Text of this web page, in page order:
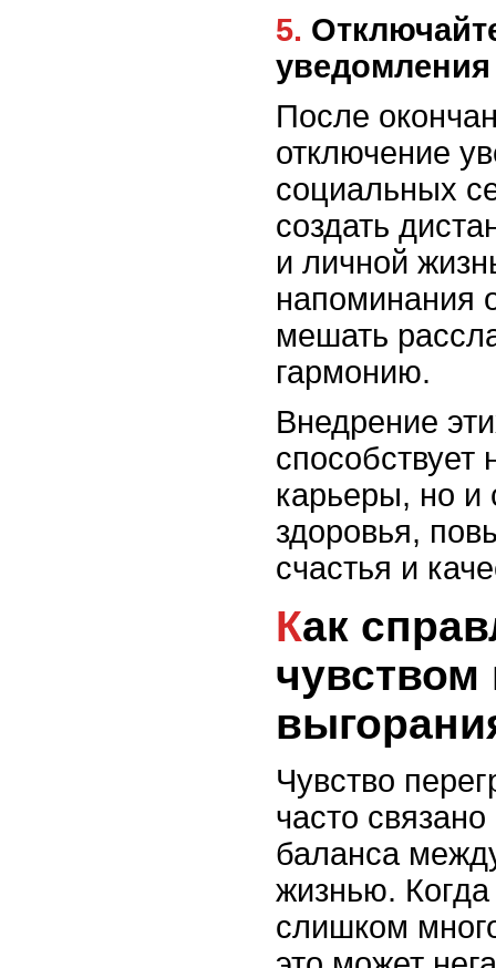
5. Отключайте рабочие
уведомления
После
отключение
социальных
создать
и личной
напоминания
мешать
гармонию.
Внедрение
карьеры, но и
здоровья,
счастья и
Как справляться с
чувством
Чувство
часто
баланса
жизнью.
слишком